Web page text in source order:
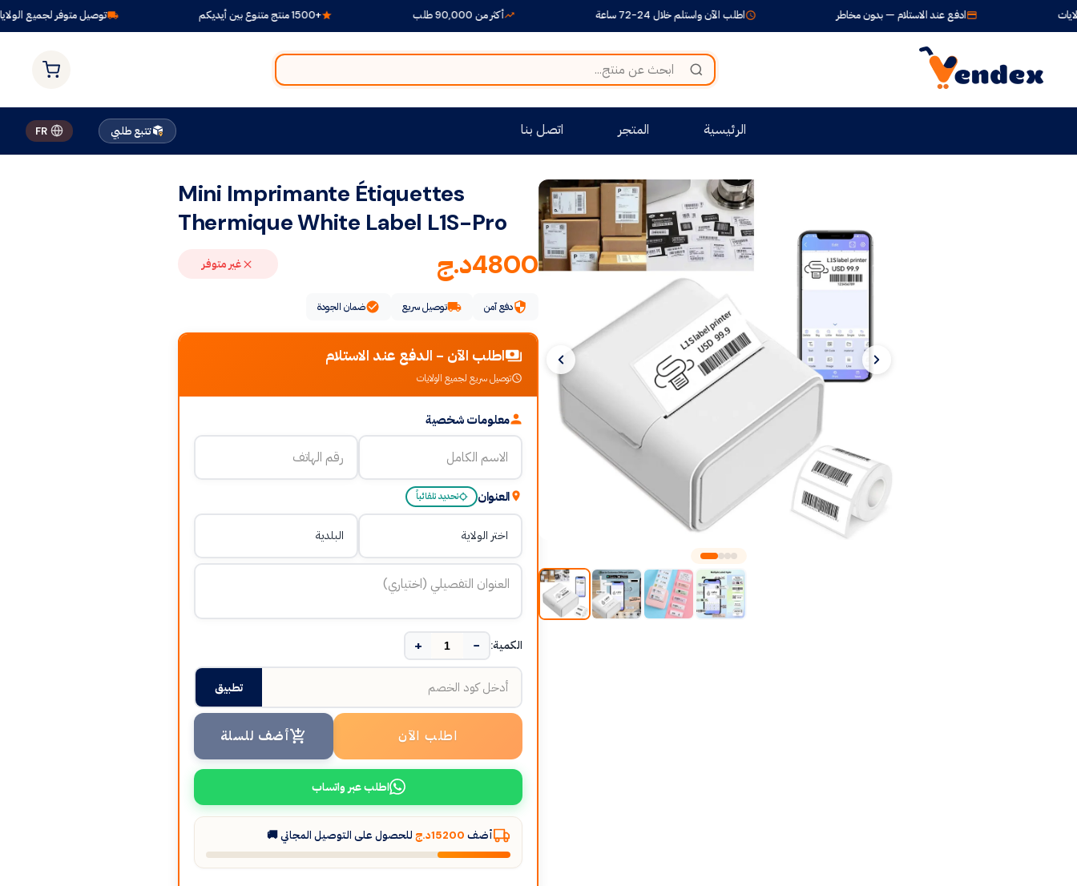
توصيل متوفر لجميع الولايات أكثر من 90,000 طلب اطلب الآن واستلم خلال 24-72 ساعة ادفع عند الاستلام — بدون مخاطر
الرئيسية المتجر اتصل بنا تتبع طلبي FR
Mini Imprimante Étiquettes
Thermique White Label L1S-Pro
4800د.ج غير متوفر
دفع آمن توصيل سريع ضمان الجودة
اطلب الآن - الدفع عند الاستلام
توصيل سريع لجميع الولايات
معلومات شخصية
العنوان تحديد تلقائياً
الكمية: −
+
تطبيق
اطلب الآن أضف للسلة
اطلب عبر واتساب
أضف 15200د.ج للحصول على التوصيل المجاني 🚚